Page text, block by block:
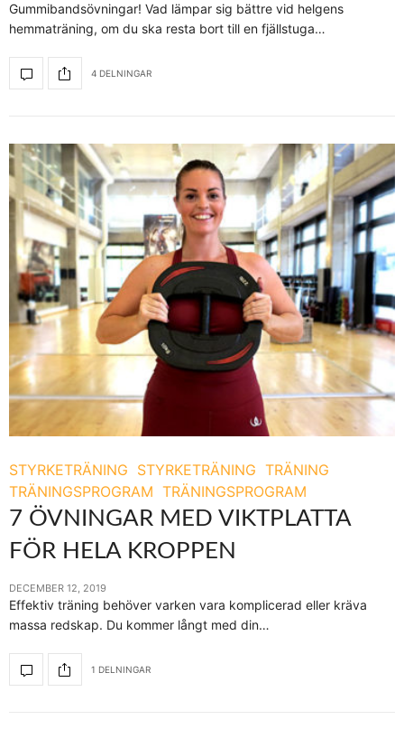
Gummibandsövningar! Vad lämpar sig bättre vid helgens
hemmaträning, om du ska resta bort till en fjällstuga…
4 DELNINGAR
STYRKETRÄNING STYRKETRÄNING TRÄNING
TRÄNINGSPROGRAM TRÄNINGSPROGRAM
7 ÖVNINGAR MED VIKTPLATTA
FÖR HELA KROPPEN
DECEMBER 12, 2019
Effektiv träning behöver varken vara komplicerad eller kräva
massa redskap. Du kommer långt med din…
1 DELNINGAR